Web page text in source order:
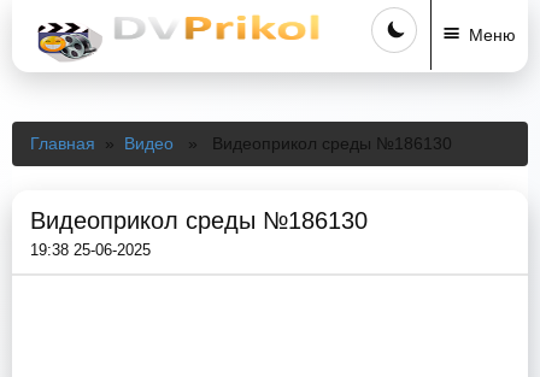
Меню
Главная » Видео » Видеоприкол среды №186130
Видеоприкол среды №186130
19:38 25-06-2025